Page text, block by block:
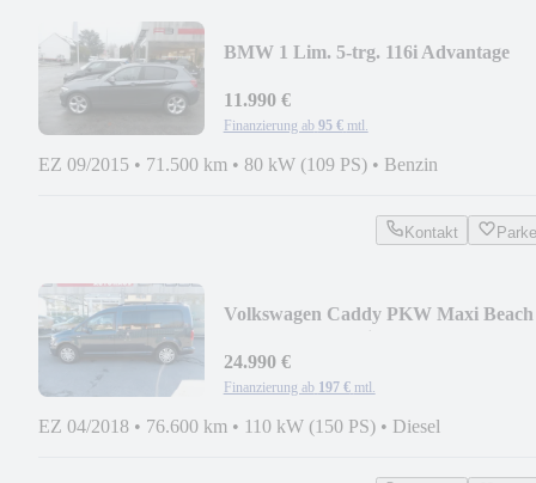
BMW 1 Lim. 5-trg. 116i Advantage
11.990 €
Finanzierung ab 95 € mtl.
EZ 09/2015 • 71.500 km • 80 kW (109 PS) • Benzin
Kontakt
Volkswagen Caddy PKW Maxi Beach
24.990 €
Finanzierung ab 197 € mtl.
EZ 04/2018 • 76.600 km • 110 kW (150 PS) • Diesel